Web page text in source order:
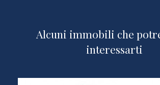
Alcuni immobili che
interessarti